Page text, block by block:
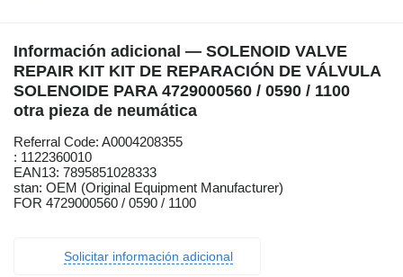
Información adicional — SOLENOID VALVE
REPAIR KIT KIT DE REPARACIÓN DE VÁLVULA
SOLENOIDE PARA 4729000560 / 0590 / 1100
otra pieza de neumática
Referral Code: A0004208355
: 1122360010
EAN13: 7895851028333
stan: OEM (Original Equipment Manufacturer)
FOR 4729000560 / 0590 / 1100
Solicitar información adicional